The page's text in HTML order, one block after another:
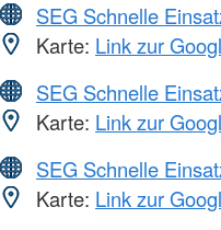
SEG Schnelle
Karte: Link zur
SEG Schnelle
Karte: Link zur
SEG Schnelle
Karte: Link zur